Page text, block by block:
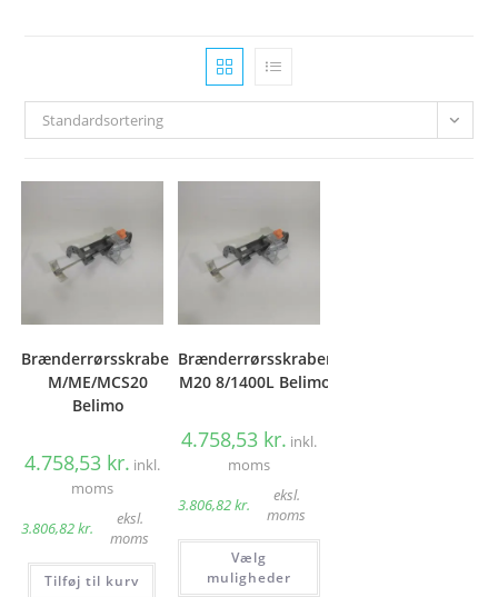
Standardsortering
Brænderrørsskraber
M/ME/MCS20
Belimo
4.758,53 kr. inkl.
moms
3.806,82kr.
eksl.
moms
Tilføj til kurv
Brænderrørsskraber
M20 8/1400L Belimo
4.758,53 kr. inkl.
moms
3.806,82kr.
eksl.
moms
Vælg
muligheder
Dette